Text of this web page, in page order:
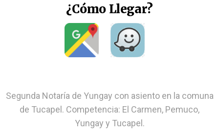
¿Cómo Llegar?
Segunda Notaría de Yungay con asiento en la comuna
de Tucapel. Competencia: El Carmen, Pemuco,
Yungay y Tucapel.